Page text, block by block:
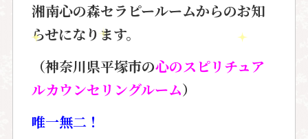
湘南心の森セラピールームからのお知
らせになります。
（神奈川県平塚市の心のスピリチュア
ルカウンセリングルーム）
唯一無二！